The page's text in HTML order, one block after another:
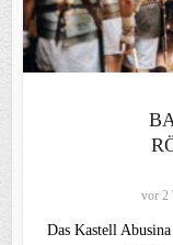
vor 2
Das Kastell